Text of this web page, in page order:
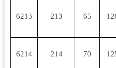
6213 213 65
6214 214 70